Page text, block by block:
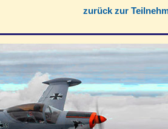
zurück zur